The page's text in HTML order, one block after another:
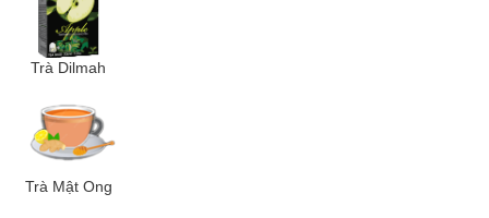
Trà Dilmah
Trà Mật Ong